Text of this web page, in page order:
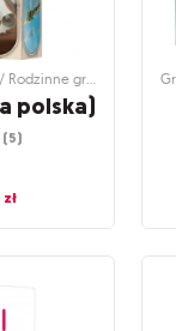
Gry planszowe i towarzyskie / Rodzinne gry planszowe
polska)
(5)
zł
polska)
pokonać